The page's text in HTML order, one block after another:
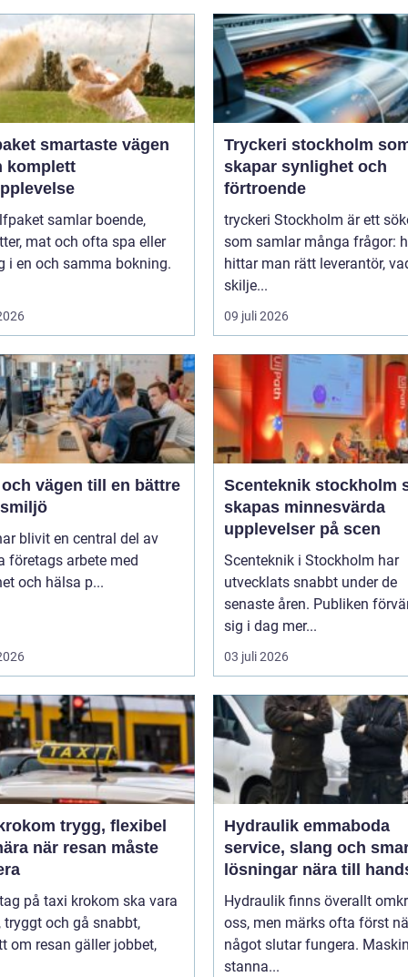
vägen
komplett
samlar boende,
mat och ofta spa eller
i en och samma bokning.
Tryckeri stockholm
skapar synlighet och
förtroende
tryckeri Stockholm är ett
som samlar många frågor:
hittar man rätt leverantör,
skilje...
09 juli 2026
vägen till en bättre
blivit en central del av
företags arbete med
och hälsa p...
Scenteknik stockholm så
skapas minnesvärda
upplevelser på scen
Scenteknik i Stockholm har
utvecklats snabbt under de
senaste åren. Publiken
sig i dag mer...
03 juli 2026
trygg, flexibel
när resan måste
på taxi krokom ska vara
tryggt och gå snabbt,
om resan gäller jobbet,
Hydraulik emmaboda
service, slang och
lösningar nära till
Hydraulik finns överallt
oss, men märks ofta först
något slutar fungera.
stanna...